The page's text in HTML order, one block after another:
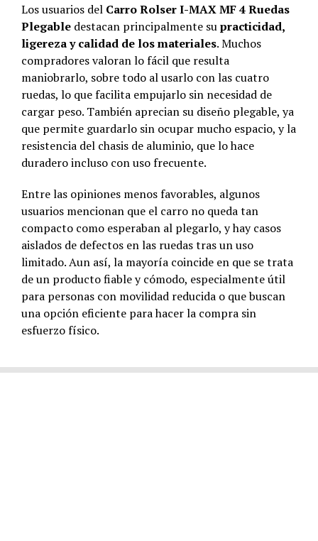
Los usuarios del Carro Rolser I-MAX MF 4 Ruedas
Plegable destacan principalmente supracticidad,
ligereza y calidad de los materiales. Muchos
compradores valoran lo fácil que resulta
maniobrarlo, sobre todo al usarlo con las cuatro
ruedas, lo que facilita empujarlo sin necesidad de
cargar peso. También aprecian su diseño plegable, ya
que permite guardarlo sin ocupar mucho espacio, y la
resistencia del chasis de aluminio, que lo hace
duradero incluso con uso frecuente.
Entre las opiniones menos favorables, algunos
usuarios mencionan que el carro no queda tan
compacto como esperaban al plegarlo, y hay casos
aislados de defectos en las ruedas tras un uso
limitado. Aun así, la mayoría coincide en que se trata
de un producto fiable y cómodo, especialmente útil
para personas con movilidad reducida o que buscan
una opción eficiente para hacer la compra sin
esfuerzo físico.